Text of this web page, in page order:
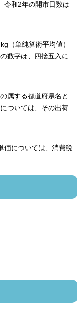
令和2年の開市日数は
（単純算術平均値）
数字は、四捨五入に
属する都道府県名と
ついては、その出荷
価については、消費税